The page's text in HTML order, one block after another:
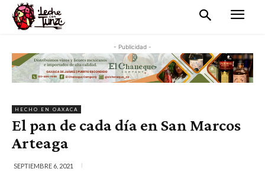
- Publicidad -
HECHO EN OAXACA
El pan de cada día en San Marcos
Arteaga
SEPTIEMBRE 6, 2021